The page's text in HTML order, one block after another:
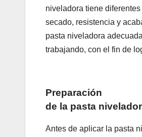
niveladora tiene
secado, resistencia y
pasta niveladora
trabajando, con el fin de
Preparación
de la pasta
Antes de aplicar la pasta